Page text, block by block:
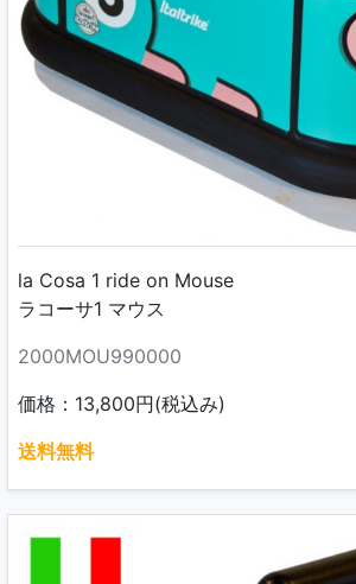
la Cosa 1 ride on Mouse
ラコーサ1 マウス
2000MOU990000
価格：13,800円(税込み)
送料無料